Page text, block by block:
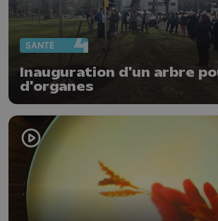
SANTÉ
Inauguration d'un arbre
d'organes